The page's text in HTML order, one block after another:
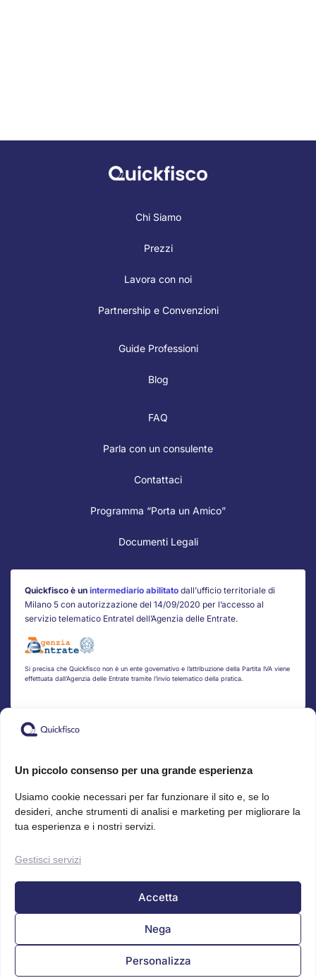
Un piccolo consenso per una grande esperienza
Usiamo cookie necessari per far funzionare il sito e, se lo
desideri, anche strumenti di analisi e marketing per migliorare la
tua esperienza e i nostri servizi.
Gestisci servizi
Accetta
Nega
Personalizza
Chi Siamo
Prezzi
Lavora con noi
Partnership e Convenzioni
Guide Professioni
Blog
FAQ
Parla con un consulente
Contattaci
Programma “Porta un Amico”
Documenti Legali
Quickfisco è un intermediario abilitato dall’ufficio territoriale di
Milano 5 con autorizzazione del 14/09/2020 per l’accesso al
servizio telematico Entratel dell’Agenzia delle Entrate.
Si precisa che Quickfisco non è un ente governativo e l’attribuzione della Partita IVA viene
effettuata dall’Agenzia delle Entrate tramite l’invio telematico della pratica.
Pagamenti sicuri
Bonifico
Seguici sui social